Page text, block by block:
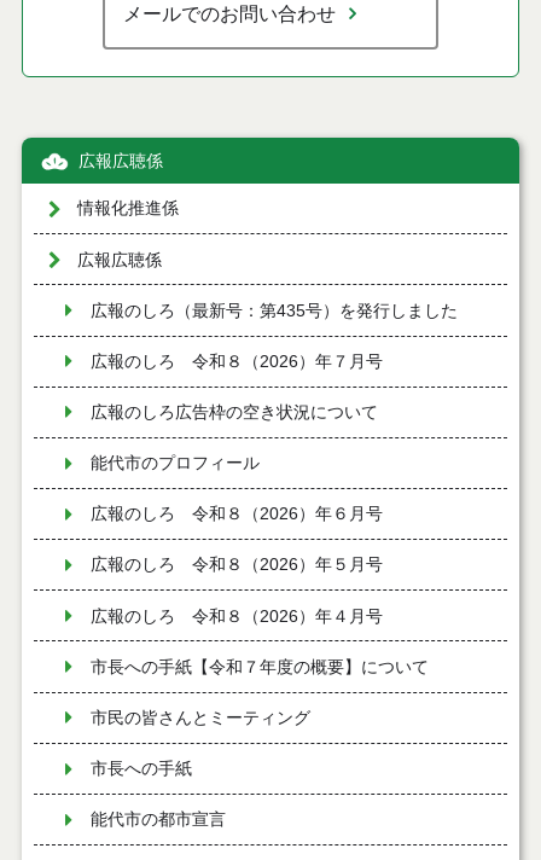
メールでのお問い合わせ
広報広聴係
情報化推進係
広報広聴係
広報のしろ（最新号：第435号）を発行しました
広報のしろ 令和８（2026）年７月号
広報のしろ広告枠の空き状況について
能代市のプロフィール
広報のしろ 令和８（2026）年６月号
広報のしろ 令和８（2026）年５月号
広報のしろ 令和８（2026）年４月号
市長への手紙【令和７年度の概要】について
市民の皆さんとミーティング
市長への手紙
能代市の都市宣言